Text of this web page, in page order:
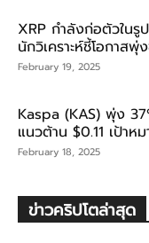
XRP กำลังก่อตัวในรู
นักวิเคราะห์ชี้โอกาสพุ่
February 19, 2025
Kaspa (KAS) พุ่ง
แนวต้าน $0.11 เป้าห
February 18, 2025
ข่าวคริปโตล่าสุด